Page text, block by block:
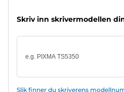
Skriv inn skrivermodellen
Slik finner du skriverens